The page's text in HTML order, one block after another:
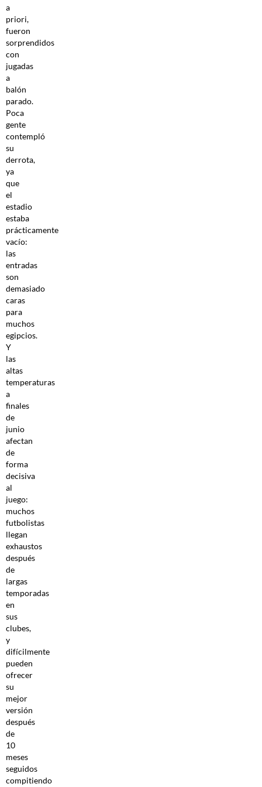
a
priori,
fueron
sorprendidos
con
jugadas
a
balón
parado.
Poca
gente
contempló
su
derrota,
ya
que
el
estadio
estaba
prácticamente
vacío:
las
entradas
son
demasiado
caras
para
muchos
egipcios.
Y
las
altas
temperaturas
a
finales
de
junio
afectan
de
forma
decisiva
al
juego:
muchos
futbolistas
llegan
exhaustos
después
de
largas
temporadas
en
sus
clubes,
y
difícilmente
pueden
ofrecer
su
mejor
versión
después
de
10
meses
seguidos
compitiendo